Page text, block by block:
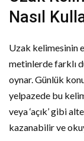
Nasıl
Uzak kelimesinin
metinlerde farklı
oynar. Günlük
yelpazede bu
veya ‘açık’ gibi
kazanabilir ve